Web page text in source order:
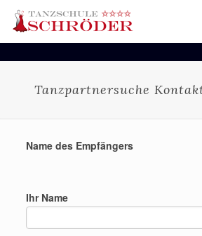
Tanzpartnersuche
Name des Empfängers
Ihr Name